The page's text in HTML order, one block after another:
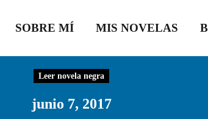
SOBRE MÍ MIS NOVELAS
Leer novela negra
junio 7, 2017